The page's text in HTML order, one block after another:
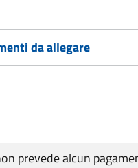
da allegare
prevede alcun